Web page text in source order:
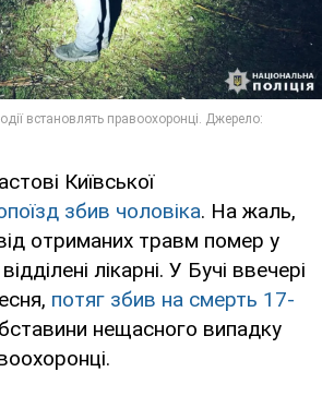
Київської
збив чоловіка. На жаль,
отриманих травм помер у
лікарні. У Бучі ввечері
потяг збив на смерть 17-
нещасного випадку